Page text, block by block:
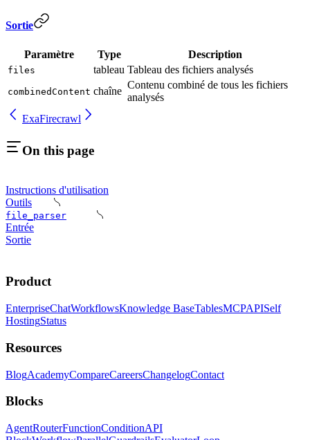
Sortie
Paramètre Type Description
files tableau Tableau des fichiers analysés
combinedContent chaîne
Contenu combiné de tous les fichiers
analysés
ExaFirecrawl
On this page
Instructions d'utilisation
Outils
file_parser
Entrée
Sortie
Product
EnterpriseChatWorkflowsKnowledge BaseTablesMCPAPISelf
HostingStatus
Resources
BlogAcademyCompareCareersChangelogContact
Blocks
AgentRouterFunctionConditionAPI